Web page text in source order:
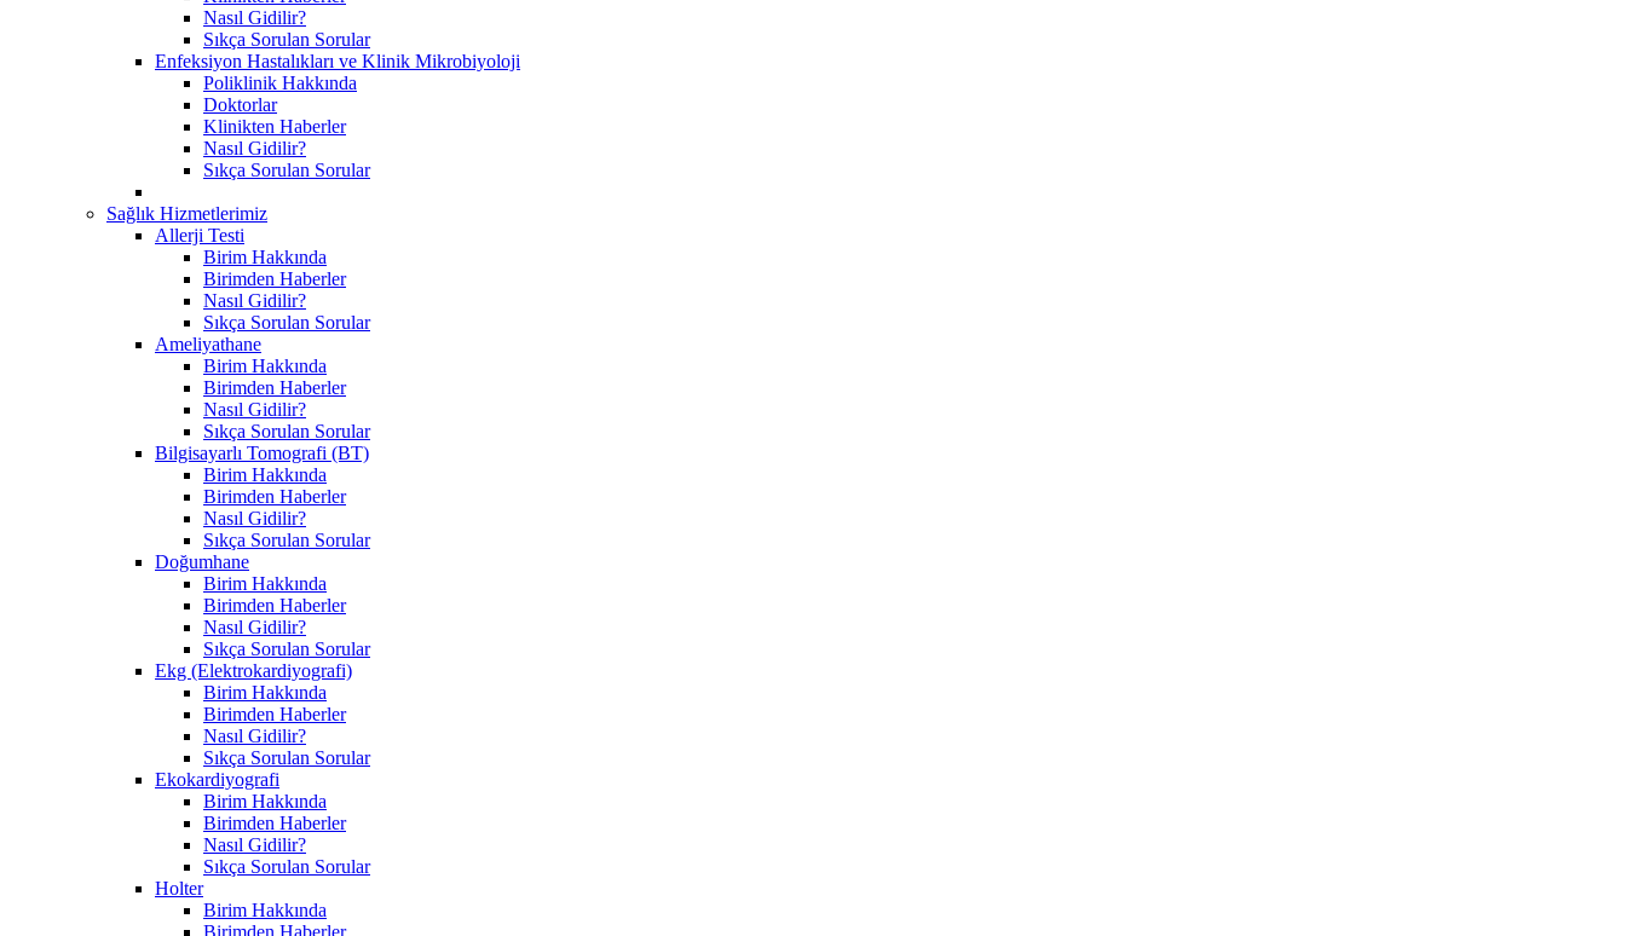
Nasıl Gidilir?
Sıkça Sorulan Sorular
Enfeksiyon Hastalıkları ve Klinik Mikrobiyoloji
Poliklinik Hakkında
Doktorlar
Klinikten Haberler
Nasıl Gidilir?
Sıkça Sorulan Sorular
Sağlık Hizmetlerimiz
Allerji Testi
Birim Hakkında
Birimden Haberler
Nasıl Gidilir?
Sıkça Sorulan Sorular
Ameliyathane
Birim Hakkında
Birimden Haberler
Nasıl Gidilir?
Sıkça Sorulan Sorular
Bilgisayarlı Tomografi (BT)
Birim Hakkında
Birimden Haberler
Nasıl Gidilir?
Sıkça Sorulan Sorular
Doğumhane
Birim Hakkında
Birimden Haberler
Nasıl Gidilir?
Sıkça Sorulan Sorular
Ekg (Elektrokardiyografi)
Birim Hakkında
Birimden Haberler
Nasıl Gidilir?
Sıkça Sorulan Sorular
Ekokardiyografi
Birim Hakkında
Birimden Haberler
Nasıl Gidilir?
Sıkça Sorulan Sorular
Holter
Birim Hakkında
Birimden Haberler